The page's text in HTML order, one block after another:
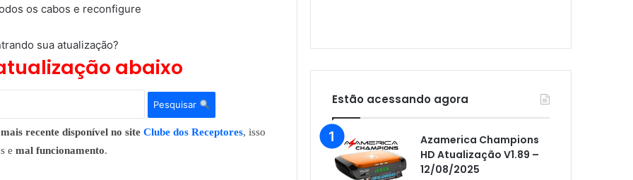
os cabos e reconfigure
sua atualização?
abaixo
Pesquisar
recente disponível no site Clube dos Receptores, isso
e mal funcionamento.
Audisat E10 Lote 1 e 2
Audisat E10 Lote 3
Audisat K10 Urus
Audisat K20 Huracan
Audisat K30 Aventador
Azamerica
Estão acessando agora
Azamerica Champions
HD Atualização V1.89 –
12/08/2025